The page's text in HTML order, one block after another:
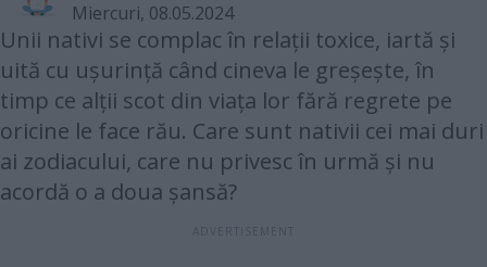
Miercuri, 08.05.2024
Unii nativi se complac în relații toxice, iartă și
uită cu ușurință când cineva le greșește, în
timp ce alții scot din viața lor fără regrete pe
oricine le face rău. Care sunt nativii cei mai duri
ai zodiacului, care nu privesc în urmă și nu
acordă o a doua șansă?